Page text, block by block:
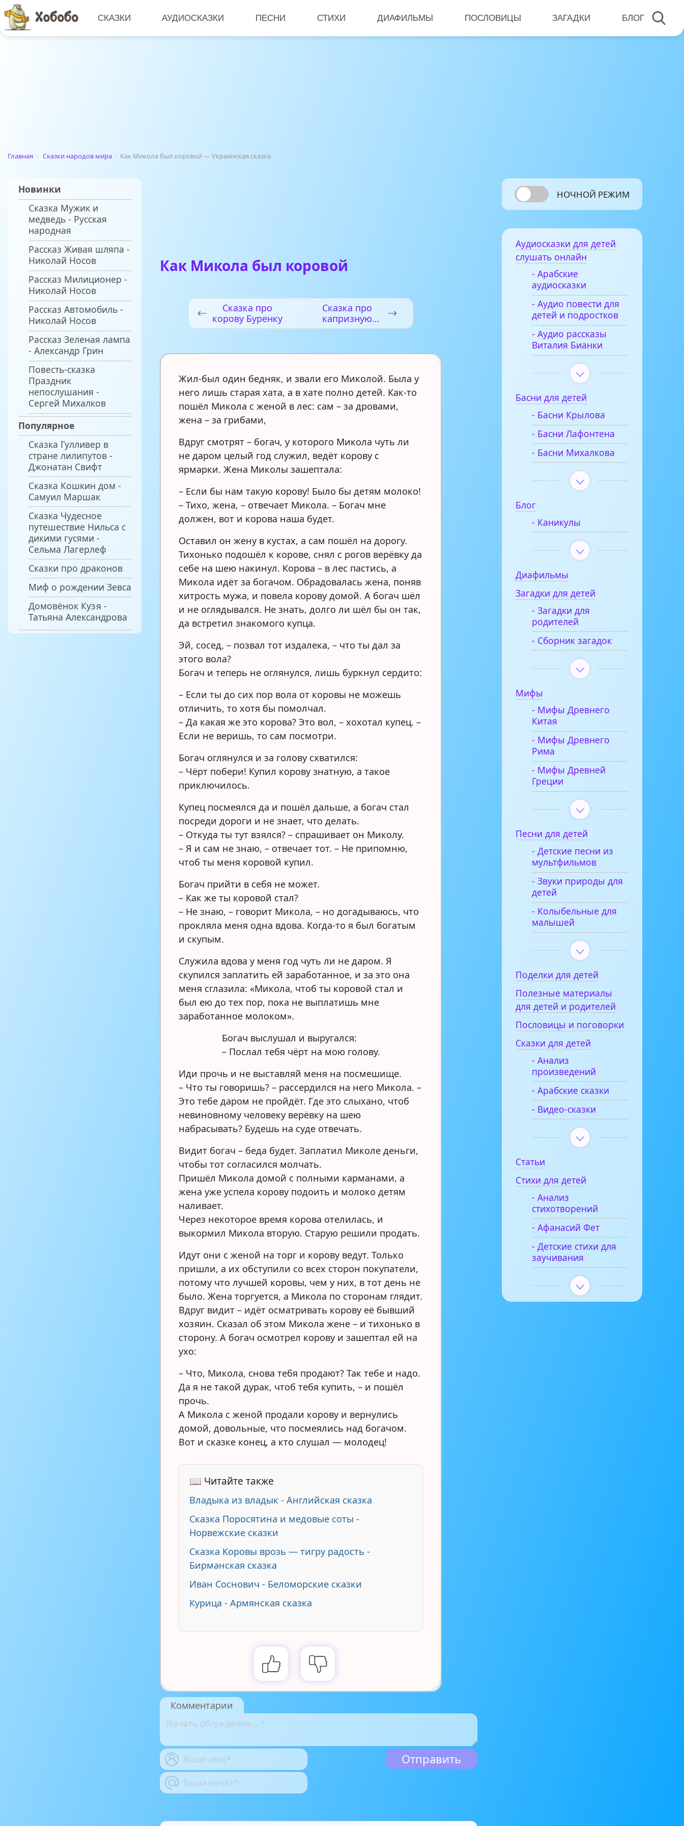
СКАЗКИ АУДИОСКАЗКИ ПЕСНИ СТИХИ ДИАФИЛЬМЫ ПОСЛОВИЦЫ ЗАГАДКИ БЛОГ
Главная › Сказки народов мира › Как Микола был коровой — Украинская сказка
Новинки
Сказка Мужик и
медведь - Русская
народная
Рассказ Живая шляпа -
Николай Носов
Рассказ Милиционер -
Николай Носов
Рассказ Автомобиль -
Николай Носов
Рассказ Зеленая лампа
- Александр Грин
Повесть-сказка
Праздник
непослушания -
Сергей Михалков
Популярное
Сказка Гулливер в
стране лилипутов -
Джонатан Свифт
Сказка Кошкин дом -
Самуил Маршак
Сказка Чудесное
путешествие Нильса с
дикими гусями -
Сельма Лагерлеф
Сказки про драконов
Миф о рождении Зевса
Домовёнок Кузя -
Татьяна Александрова
Как Микола был коровой
Сказка про
корову Буренку
Сказка про
капризную
корову
Жил-был один бедняк, и звали его Миколой. Была у
него лишь старая хата, а в хате полно детей. Как-то
пошёл Микола с женой в лес: сам – за дровами,
жена – за грибами,
Вдруг смотрят – богач, у которого Микола чуть ли
не даром целый год служил, ведёт корову с
ярмарки. Жена Миколы зашептала:
– Если бы нам такую корову! Было бы детям молоко!
– Тихо, жена, – отвечает Микола. – Богач мне
должен, вот и корова наша будет.
Оставил он жену в кустах, а сам пошёл на дорогу.
Тихонько подошёл к корове, снял с рогов верёвку да
себе на шею накинул. Корова – в лес пастись, а
Микола идёт за богачом. Обрадовалась жена, поняв
хитрость мужа, и повела корову домой. А богач шёл
и не оглядывался. Не знать, долго ли шёл бы он так,
да встретил знакомого купца.
Эй, сосед, – позвал тот издалека, – что ты дал за
этого вола?
Богач и теперь не оглянулся, лишь буркнул сердито:
– Если ты до сих пор вола от коровы не можешь
отличить, то хотя бы помолчал.
– Да какая же это корова? Это вол, – хохотал купец. –
Если не веришь, то сам посмотри.
Богач оглянулся и за голову схватился:
– Чёрт побери! Купил корову знатную, а такое
приключилось.
Купец посмеялся да и пошёл дальше, а богач стал
посреди дороги и не знает, что делать.
– Откуда ты тут взялся? – спрашивает он Миколу.
– Я и сам не знаю, – отвечает тот. – Не припомню,
чтоб ты меня коровой купил.
Богач прийти в себя не может.
– Как же ты коровой стал?
– Не знаю, – говорит Микола, – но догадываюсь, что
прокляла меня одна вдова. Когда-то я был богатым
и скупым.
Служила вдова у меня год чуть ли не даром. Я
скупился заплатить ей заработанное, и за это она
меня сглазила: «Микола, чтоб ты коровой стал и
был ею до тех пор, пока не выплатишь мне
заработанное молоком».
Богач выслушал и выругался:
– Послал тебя чёрт на мою голову.
Иди прочь и не выставляй меня на посмешище.
– Что ты говоришь? – рассердился на него Микола. –
Это тебе даром не пройдёт. Где это слыхано, чтоб
невиновному человеку верёвку на шею
набрасывать? Будешь на суде отвечать.
Видит богач – беда будет. Заплатил Миколе деньги,
чтобы тот согласился молчать.
Пришёл Микола домой с полными карманами, а
жена уже успела корову подоить и молоко детям
наливает.
Через некоторое время корова отелилась, и
выкормил Микола вторую. Старую решили продать.
Идут они с женой на торг и корову ведут. Только
пришли, а их обступили со всех сторон покупатели,
потому что лучшей коровы, чем у них, в тот день не
было. Жена торгуется, а Микола по сторонам глядит.
Вдруг видит – идёт осматривать корову её бывший
хозяин. Сказал об этом Микола жене – и тихонько в
сторону. А богач осмотрел корову и зашептал ей на
ухо:
– Что, Микола, снова тебя продают? Так тебе и надо.
Да я не такой дурак, чтоб тебя купить, – и пошёл
прочь.
А Микола с женой продали корову и вернулись
домой, довольные, что посмеялись над богачом.
Вот и сказке конец, а кто слушал — молодец!
📖 Читайте также
Владыка из владык - Английская сказка
Сказка Поросятина и медовые соты -
Норвежские сказки
Сказка Коровы врозь — тигру радость -
Бирманская сказка
Иван Соснович - Беломорские сказки
Курица - Армянская сказка
Комментарии
НОЧНОЙ РЕЖИМ
Аудиосказки для детей
слушать онлайн
- Арабские
аудиосказки
- Аудио повести для
детей и подростков
- Аудио рассказы
Виталия Бианки
Басни для детей
- Басни Крылова
- Басни Лафонтена
- Басни Михалкова
Блог
- Каникулы
Диафильмы
Загадки для детей
- Загадки для
родителей
- Сборник загадок
Мифы
- Мифы Древнего
Китая
- Мифы Древнего
Рима
- Мифы Древней
Греции
Песни для детей
- Детские песни из
мультфильмов
- Звуки природы для
детей
- Колыбельные для
малышей
Поделки для детей
Полезные материалы
для детей и родителей
Пословицы и поговорки
Сказки для детей
- Анализ
произведений
- Арабские сказки
- Видео-сказки
Статьи
Стихи для детей
- Анализ
стихотворений
- Афанасий Фет
- Детские стихи для
заучивания